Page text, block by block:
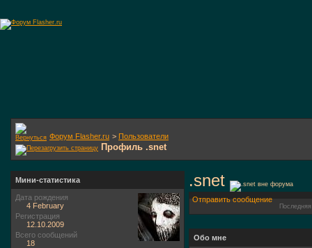
Форум Flasher.ru > Пользователи
Профиль .snet
.snet
Отправить сообщение
Обо мне
Мини-статистика
Дата рождения
4 February
Регистрация
12.10.2009
Всего сообщений
18